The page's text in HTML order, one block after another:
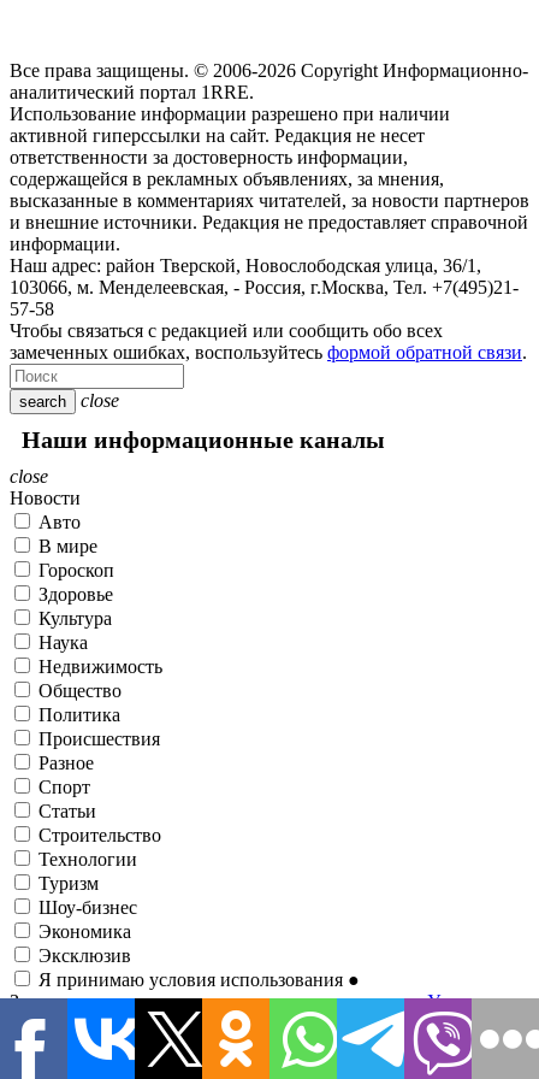
Все права защищены. © 2006-2026 Copyright Информационно-
аналитический портал 1RRE.
Использование информации разрешено при наличии
активной гиперссылки на сайт. Редакция не несет
ответственности за достоверность информации,
содержащейся в рекламных объявлениях, за мнения,
высказанные в комментариях читателей, за новости партнеров
и внешние источники. Редакция не предоставляет справочной
информации.
Наш адрес: район Тверской, Новослободская улица, 36/1 ,
103066, м. Менделеевская, - Россия, г.Москва, Тел. +7(495)21-
57-58
Чтобы связаться с редакцией или сообщить обо всех
замеченных ошибках, воспользуйтесь формой обратной связи.
search close
Наши информационные каналы
close
Новости
Авто
В мире
Гороскоп
Здоровье
Культура
Наука
Недвижимость
Общество
Политика
Происшествия
Разное
Спорт
Статьи
Строительство
Технологии
Туризм
Шоу-бизнес
Экономика
Эксклюзив
Я принимаю условия использования ●
Зарегистрировавшись, вы соглашаетесь с нашимиУсловиями
использования
и соглашаетесь с тем, что информационно-
аналитический портал
1RRE может иногда связываться с вами
о событиях, анализах, новостях, предложениях и т. д. по